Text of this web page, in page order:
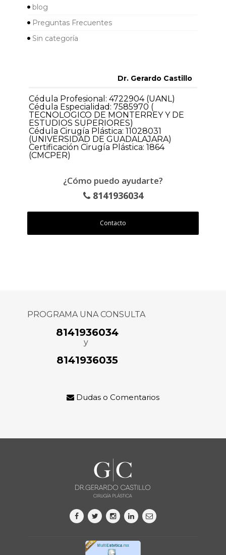
blog
Preguntas Frecuentes
Sin categoría
Dr. Gerardo Castillo
Cédula Profesional: 4722904 (UANL)
Cédula Especialidad: 7585970 (
TECNOLOGICO DE MONTERREY Y DE
ESTUDIOS SUPERIORES)
Cédula Cirugía Plástica: 11028031
(UNIVERSIDAD DE GUADALAJARA)
Certificación Cirugía Plástica: 1864
(CMCPER)
¿Cómo puedo ayudarte?
8141936034
Contacto
PROGRAMA UNA CONSULTA
8141936034
y
8141936035
Dudas o Comentarios